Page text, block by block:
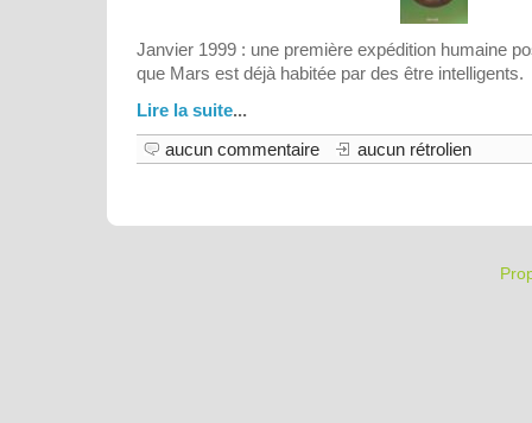
Janvier 1999 : une première expédition humaine
que Mars est déjà habitée par des être intelligents.
Lire la suite...
aucun commentaire
aucun rétrolien